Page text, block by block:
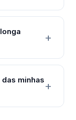
minhas